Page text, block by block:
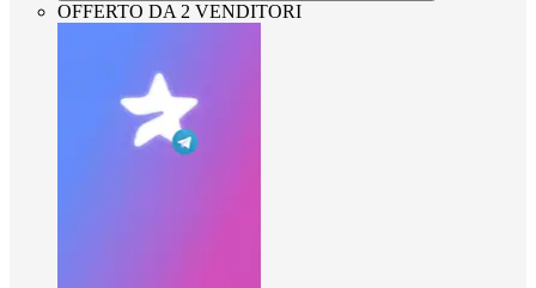
OFFERTO DA 2 VENDITORI